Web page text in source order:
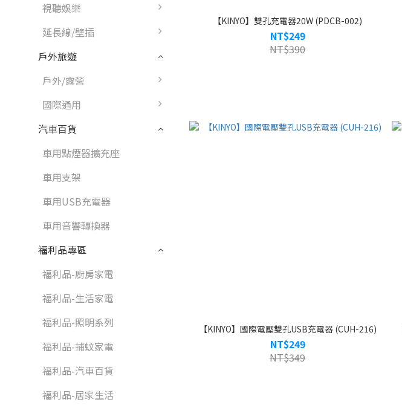
視聽娛樂
延長線/壁插
戶外旅遊
戶外/露營
國際通用
汽車百貨
車用點煙器擴充座
車用支架
車用USB充電器
車用音響轉換器
福利品專區
福利品-廚房家電
福利品-生活家電
福利品-照明系列
福利品-捕蚊家電
福利品-汽車百貨
福利品-居家生活
【KINYO】雙孔充電器20W (PDCB-002)
NT$249
NT$390
【KINYO】國際電壓雙孔USB充電器 (CUH-216)
NT$249
NT$349